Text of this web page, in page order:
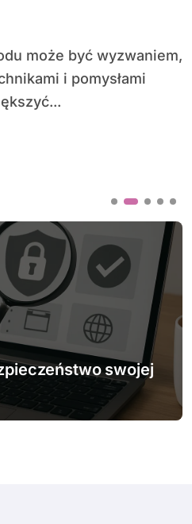
i pomysłami
swojej